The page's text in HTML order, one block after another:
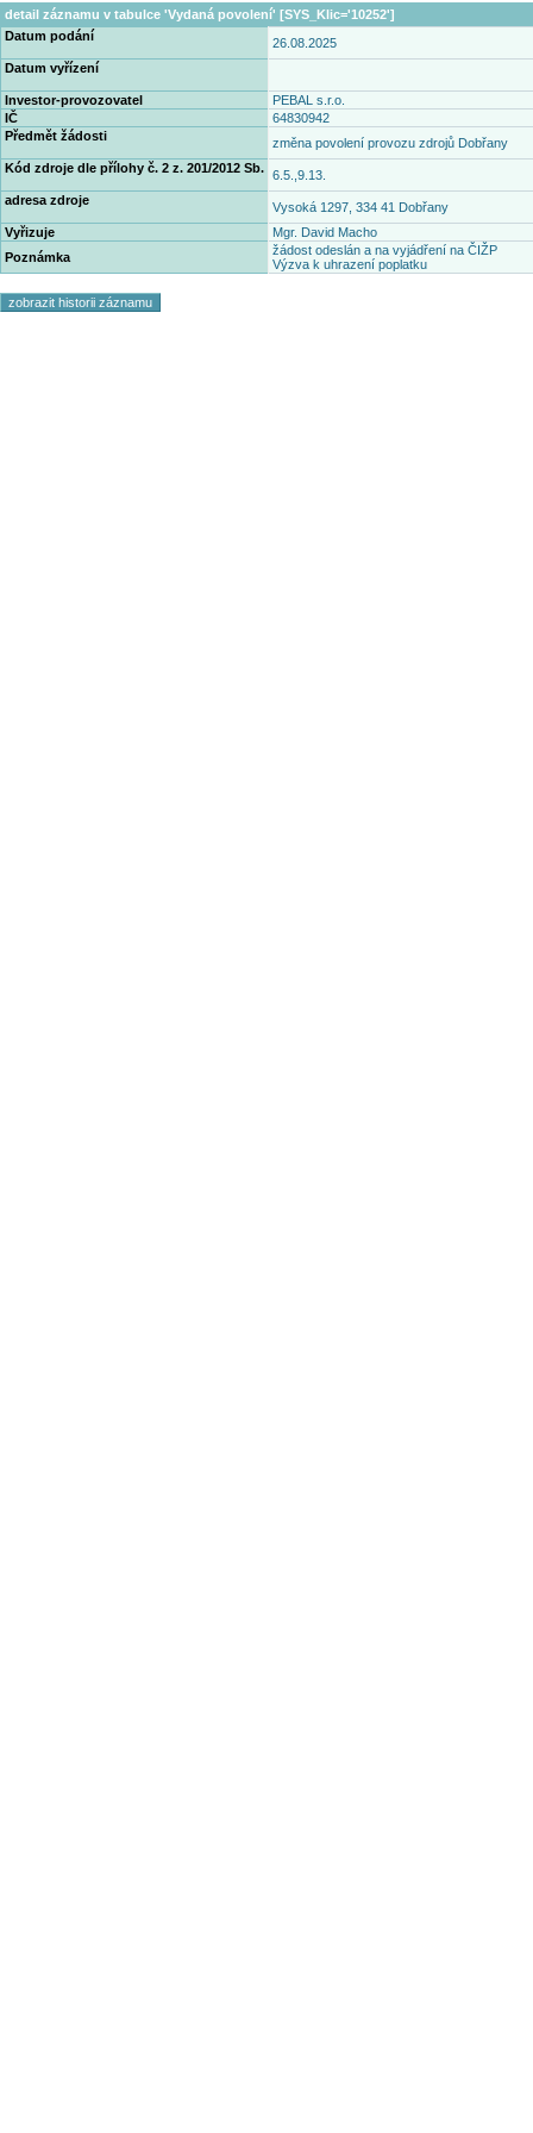
detail záznamu v tabulce 'Vydaná povolení' [SYS_Klic='10252']
Datum podání
26.08.2025
Datum vyřízení
Investor-provozovatel
PEBAL s.r.o.
IČ
64830942
Předmět žádosti
změna povolení provozu zdrojů Dobřany
Kód zdroje dle přílohy č. 2 z. 201/2012 Sb. 6.5.,9.13.
adresa zdroje
Vysoká 1297, 334 41 Dobřany
Vyřizuje
Mgr. David Macho
Poznámka
žádost odeslán a na vyjádření na ČIŽP
Výzva k uhrazení poplatku